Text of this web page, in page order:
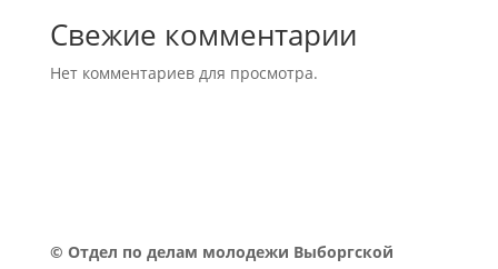
Свежие комментарии
Нет комментариев для просмотра.
© Отдел по делам молодежи Выборгской